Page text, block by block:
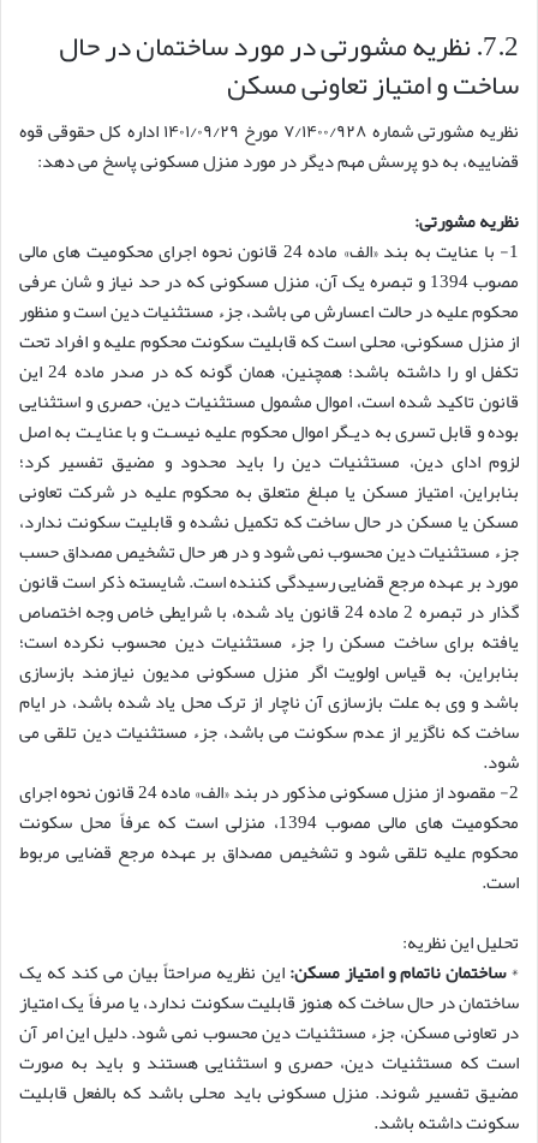
7.2. نظریه مشورتی در مورد ساختمان در حال
ساخت و امتیاز تعاونی مسکن
نظریه مشورتی شماره ۷/۱۴۰۰/۹۲۸ مورخ ۱۴۰۱/۰۹/۲۹ اداره کل حقوقی قوه
قضاییه، به دو پرسش مهم دیگر در مورد منزل مسکونی پاسخ می دهد:
نظریه مشورتی:
1- با عنایت به بند «الف» ماده 24 قانون نحوه اجرای محکومیت های مالی
مصوب 1394 و تبصره یک آن، منزل مسکونی که در حد نیاز و شان عرفی
محکوم علیه در حالت اعسارش می باشد، جزء مستثنیات دین است و منظور
از منزل مسکونی، محلی است که قابلیت سکونت محکوم علیه و افراد تحت
تکفل او را داشته باشد؛ همچنین، همان گونه که در صدر ماده 24 این
قانون تاکید شده است، اموال مشمول مستثنیات دین، حصری و استثنایی
بوده و قابل تسری به دیـگر اموال محکوم علیه نیسـت و با عنایـت به اصل
لزوم ادای دین، مستثنیات دین را باید محدود و مضیق تفسیر کرد؛
بنابراین، امتیاز مسکن یا مبلغ متعلق به محکوم علیه در شرکت تعاونی
مسکن یا مسکن در حال ساخت که تکمیل نشده و قابلیت سکونت ندارد،
جزء مستثنیات دین محسوب نمی شود و در هر حال تشخیص مصداق حسب
مورد بر عهده مرجع قضایی رسیدگی کننده است. شایسته ذکر است قانون
گذار در تبصره 2 ماده 24 قانون یاد شده، با شرایطی خاص وجه اختصاص
یافته برای ساخت مسکن را جزء مستثنیات دین محسوب نکرده است؛
بنابراین، به قیاس اولویت اگر منزل مسکونی مدیون نیازمند بازسازی
باشد و وی به علت بازسازی آن ناچار از ترک محل یاد شده باشد، در ایام
ساخت که ناگزیر از عدم سکونت می باشد، جزء مستثنیات دین تلقی می
شود.
2- مقصود از منزل مسکونی مذکور در بند «الف» ماده 24 قانون نحوه اجرای
محکومیت های مالی مصوب 1394، منزلی است که عرفاً محل سکونت
محکوم علیه تلقی شود و تشخیص مصداق بر عهده مرجع قضایی مربوط
است.
تحلیل این نظریه:
*ساختمان ناتمام و امتیاز مسکن:این نظریه صراحتاً بیان می کند که یک
ساختمان در حال ساخت که هنوز قابلیت سکونت ندارد، یا صرفاً یک امتیاز
در تعاونی مسکن، جزء مستثنیات دین محسوب نمی شود. دلیل این امر آن
است که مستثنیات دین، حصری و استثنایی هستند و باید به صورت
مضیق تفسیر شوند. منزل مسکونی باید محلی باشد که بالفعل قابلیت
سکونت داشته باشد.